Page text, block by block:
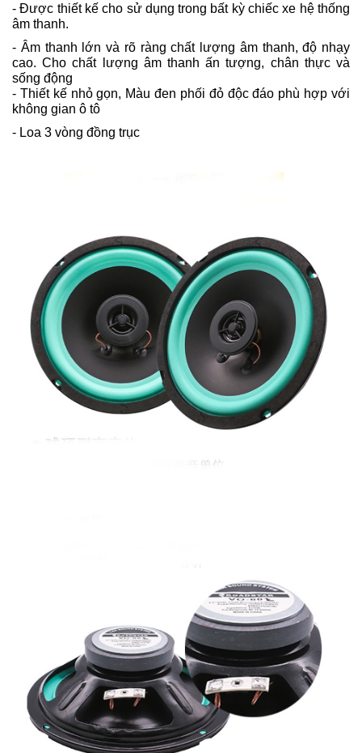
- Được thiết kế cho sử dụng trong bất kỳ chiếc xe hệ thống
âm thanh.
- Âm thanh lớn và rõ ràng chất lượng âm thanh, độ nhạy
cao.Cho chất lượng âm thanh ấn tượng, chân thực và
sống động
- Thiết kế nhỏ gọn, Màu đen phối đỏ độc đáo phù hợp với
không gian ô tô
- Loa 3 vòng đồng trục